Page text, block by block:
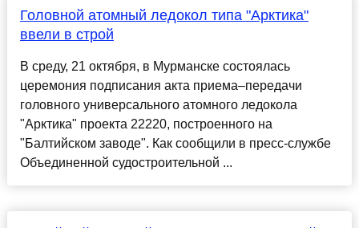
Головной атомный ледокол типа "Арктика"
ввели в строй
В среду, 21 октября, в Мурманске состоялась
церемония подписания акта приема–передачи
головного универсального атомного ледокола
"Арктика" проекта 22220, построенного на
"Балтийском заводе". Как сообщили в пресс-службе
Объединенной судостроительной ...